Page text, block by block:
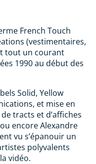
French Touch
(vestimentaires,
tout un courant
1990 au début des
Solid, Yellow
et mise en
tracts et d’affiches
encore Alexandre
vu s’épanouir un
polyvalents
vidéo.